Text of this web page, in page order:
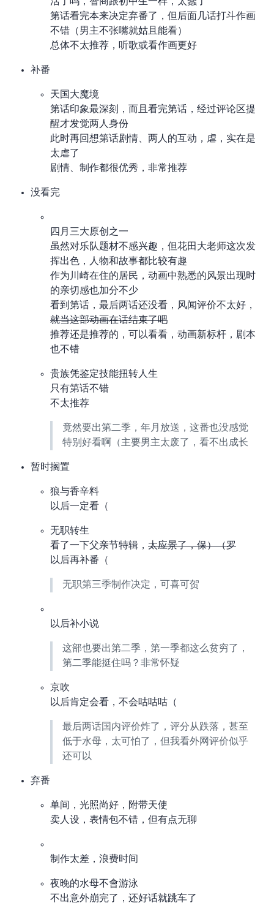
第 7 话看完本来决定弃番了，但后面几话打斗作画
不错（男主不张嘴就姑且能看）
总体不太推荐，听歌或看作画 mad 更好
补番
天国大魔境
第 8 话印象最深刻，而且看完第 13 话，经过 bgm 评论区提
醒才发觉两人身份
此时再回想第 8 话剧情、两人的互动，虐，实在是
太虐了
剧情、制作都很优秀，非常推荐
没看完
四月三大原创之一
虽然对乐队题材不感兴趣，但花田大老师这次发
挥出色，人物和故事都比较有趣
作为川崎在住的居民，动画中熟悉的风景出现时
的亲切感也加分不少
看到第 11 话，最后两话还没看，风闻评价不太好，
就当这部动画在 11 话结束了吧
推荐还是推荐的，可以看看，3D 动画新标杆，剧本
也不错
贵族凭鉴定技能扭转人生
只有第 7 话不错
不太推荐
竟然要出第二季，24 年 10 月放送，这番也没感觉
特别好看啊（主要男主太废了，看不出成长
暂时搁置
狼与香辛料
以后一定看（
无职转生
看了一下父亲节特辑， 太应景了，保）（罗
以后再补番（
无职第三季制作决定，可喜可贺
以后补小说
这部也要出第二季，第一季都这么贫穷了，
第二季能挺住吗？非常怀疑
京吹3
以后肯定会看，不会咕咕咕（
最后两话国内评价炸了，bgm 评分从 8.6 跌落 5.X，甚至
低于水母，太可怕了，但我看外网评价似乎
还可以
弃番
单间，光照尚好，附带天使
卖人设，表情包不错，但有点无聊
制作太差，浪费时间
夜晚的水母不會游泳
不出意外崩完了，还好 3 话就跳车了